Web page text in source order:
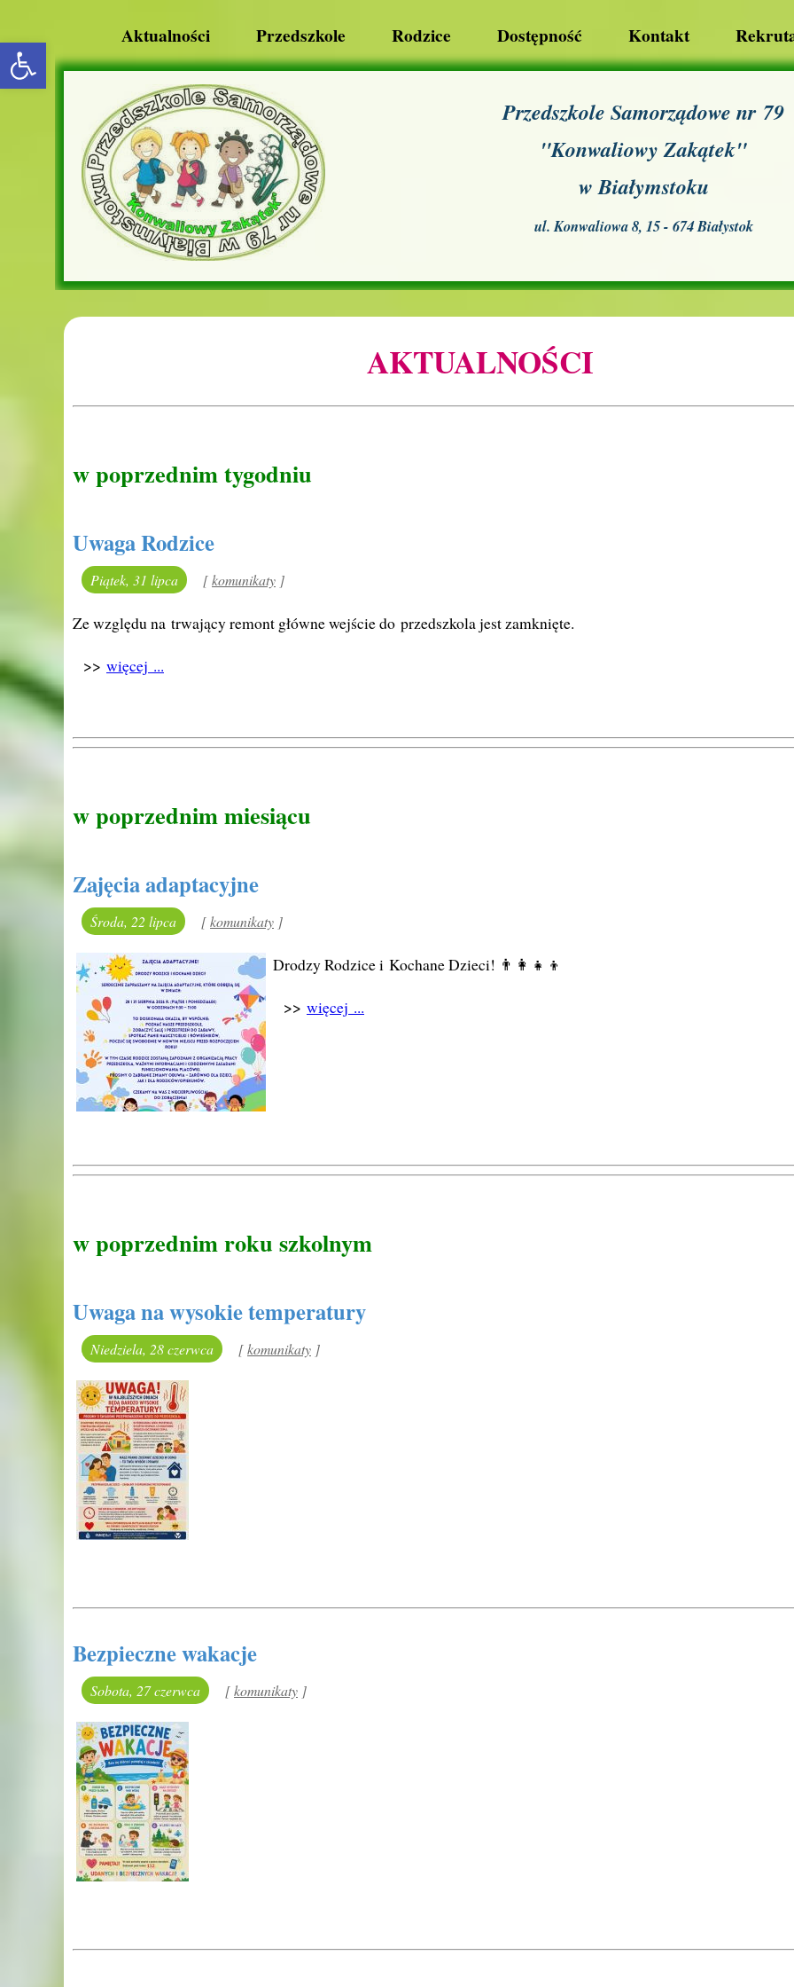
rozwiń/zwiń panel
Przedszkole Samorządowe nr 79
"Konwaliowy Zakątek"
w Białymstoku
ul. Konwaliowa 8, 15 - 674 Białystok
Aktualności Przedszkole Rodzice Dostępność Kontakt
AKTUALNOŚCI
w poprzednim tygodniu
Uwaga Rodzice
Piątek, 31 lipca [kategoria:
komunikaty ]
Ze względu na trwający remont główne wejście do przedszkola jest zamknięte.
>> więcej ...
w poprzednim miesiącu
Zajęcia adaptacyjne
Środa, 22 lipca [kategoria:
komunikaty ]
Drodzy Rodzice i Kochane Dzieci! 👨‍👩‍👧‍👦
>> więcej ...
w poprzednim roku szkolnym
Uwaga na wysokie temperatury
Niedziela, 28 czerwca [kategoria:
komunikaty ]
Bezpieczne wakacje
Sobota, 27 czerwca [kategoria:
komunikaty ]